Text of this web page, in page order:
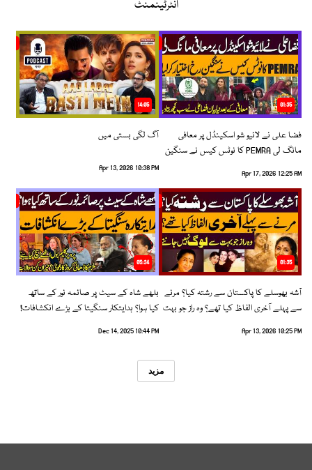
انٹرٹینمنٹ
01:35
فضا علی نے لائیو شو اسکینڈل پر معافی
مانگ لی PEMRA کا نوٹس کیس نے سنگین
Apr 17, 2026 12:25 AM
14:05
آگ لگی بستی میں
Apr 13, 2026 10:38 PM
01:35
آشہ بھوسلے کا پاکستان سے رشتہ کیا؟ مرنے
سے پہلے آخری الفاظ کیا تھے؟ وہ راز جو بہت
Apr 13, 2026 10:25 PM
05:34
بلھے شاہ کے سیٹ پر صائمہ نور کے ساتھ
کیا ہوا؟ ہدایتکار سنگیتا کے بڑے انکشافات!
Dec 14, 2025 10:44 PM
مزید